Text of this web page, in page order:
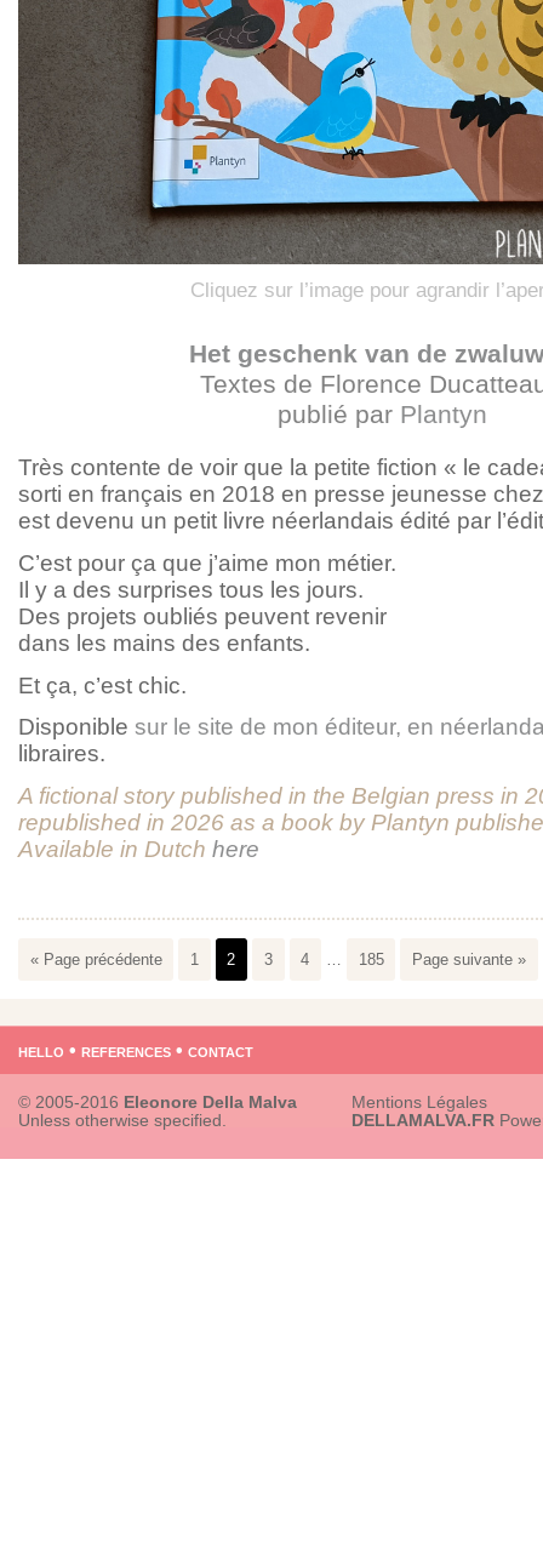
Cliquez sur l’image pour agrandir
Het geschenk van de
Textes de Florence
publié par Plantyn
Très contente de voir que la petite fiction « le
sorti en français en 2018 en presse jeunesse
est devenu un petit livre néerlandais édité par
C’est pour ça que j’aime mon métier.
Il y a des surprises tous les jours.
Des projets oubliés peuvent revenir
dans les mains des enfants.
Et ça, c’est chic.
Disponible sur le site de mon éditeur, en
libraires.
A fictional story published in the Belgian press in
republished in 2026 as a book by Plantyn
Available in Dutch here
« Page précédente 1 2 3 4 185 Page suivante »
hello • references • contact
© 2005-2016 Eleonore Della Malva
Unless otherwise specified.
Mentions Légales
DELLAMALVA.FR